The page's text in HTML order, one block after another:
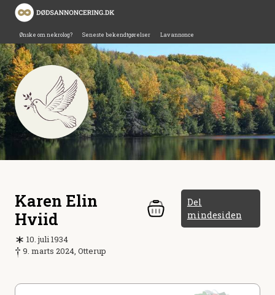
Ønske om nekrolog? Seneste bekendtgørelser Lav annonce
Karen Elin
Hviid
Del
mindesiden
10. juli 1934
9. marts 2024, Otterup